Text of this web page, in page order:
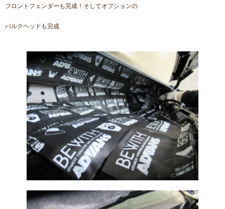
フロントフェンダーも完成！そしてオプションの
バルクヘッドも完成